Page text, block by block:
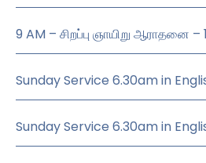
9 AM – சிறப்பு ஞாயிறு ஆராதனை
Sunday Service 6.30am in
Sunday Service 6.30am in